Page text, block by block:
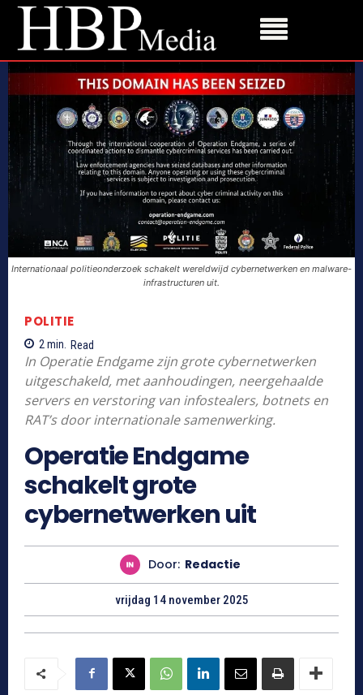
Internationaal politieonderzoek schakelt wereldwijd cybernetwerken en malware-
infrastructuren uit.
POLITIE
2min. Read
In Operatie Endgame zijn grote cybernetwerken
uitgeschakeld, met aanhoudingen, neergehaalde
servers en verstoring van infostealers, botnets en
RAT’s door internationale samenwerking.
Operatie Endgame
schakelt grote
cybernetwerken uit
Door: Redactie
vrijdag 14 november 2025